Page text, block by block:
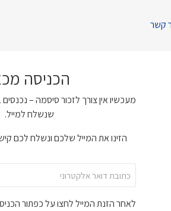
קשר
הכניסה
מעכשיו אין צורך לזכור סיסמה –
שנשלח למייל.
הזינו את המייל שלכם ונשלח לכם
לאחר הזנת המייל לחצו על כפתור